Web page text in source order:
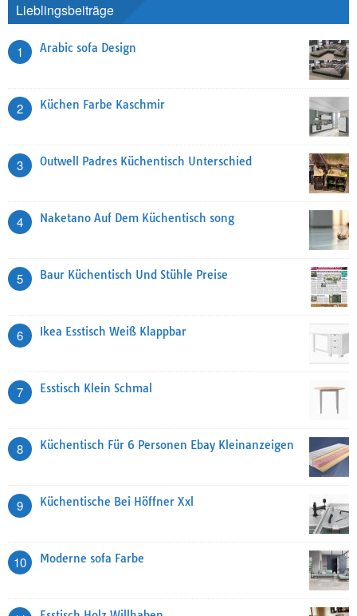
Lieblingsbeiträge
1 Arabic sofa Design
2 Küchen Farbe Kaschmir
3 Outwell Padres Küchentisch Unterschied
4 Naketano Auf Dem Küchentisch song
5 Baur Küchentisch Und Stühle Preise
6 Ikea Esstisch Weiß Klappbar
7 Esstisch Klein Schmal
8 Küchentisch Für 6 Personen Ebay Kleinanzeigen
9 Küchentische Bei Höffner Xxl
10 Moderne sofa Farbe